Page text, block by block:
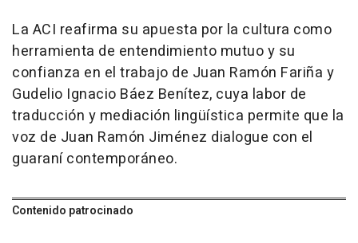
La ACI reafirma su apuesta por la cultura como
herramienta de entendimiento mutuo y su
confianza en el trabajo de Juan Ramón Fariña y
Gudelio Ignacio Báez Benítez, cuya labor de
traducción y mediación lingüística permite que la
voz de Juan Ramón Jiménez dialogue con el
guaraní contemporáneo.
Contenido patrocinado